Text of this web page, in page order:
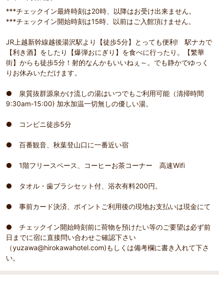
***チェックイン最終時刻は20時、以降はお受け出来ません。
***チェックイン開始時刻は15時、以前はご入館頂けません。
JR上越新幹線越後湯沢駅より【徒歩5分】とっても便利! 駅ナカで
【利き酒】をしたり【爆弾おにぎり】を食べに行ったり。【繁華
街】からも徒歩5分！射的なんかもいいねぇ～。でも静かでゆっく
りお休みいただけます。
● 泉質抜群源泉かけ流しの湯はいつでもご利用可能（清掃時間
9:30am-15:00) 加水加温一切無しの優しい湯。
● コンビニ徒歩5分
● 百番観音、秋葉登山口に一番近い宿
● 1階フリースペース、コーヒーお茶コーナー 高速Wifi
● タオル・歯ブラシセット付、浴衣有料200円。
● 事前カード決済、ポイントご利用後の現地お支払いは現金にて
● チェックイン開始時刻前に荷物を預けたい等のご要望は必ず前
日までに宿に直接問い合わせご確認下さい
（yuzawa@hirokawahotel.com)もしくは備考欄に書き入れて下さ
い。